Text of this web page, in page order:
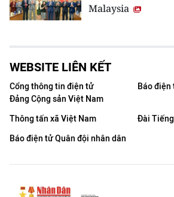
Malaysia
WEBSITE LIÊN KẾT
Cổng thông tin điện tử
Đảng Cộng sản Việt Nam
Báo điện
Thông tấn xã Việt Nam
Đài
Báo điện tử Quân đội nhân dân